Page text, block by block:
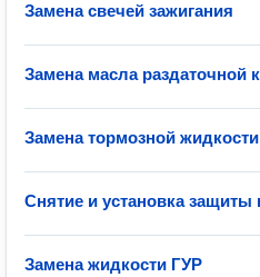
Замена свечей зажигания
Замена масла раздаточной
Замена тормозной
Снятие и установка защиты
Замена жидкости ГУР